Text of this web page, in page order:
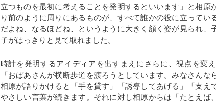
立つものを最初に考えることを発明するといいます」と相原
り前のように周りにあるものが、すべて誰かの役に立ってい
だよね、なるほどね、というように大きく頷く姿が見られ、
子がはっきりと見て取れました。
時計を発明するアイディアを出すまえにさらに、視点を変
「おばあさんが横断歩道を渡ろうとしています。みなさんな
相原が語りかけると「手を貸す」「誘導してあげる」「支え
やさしい言葉が続きます。それに対し相原からは「たとえば